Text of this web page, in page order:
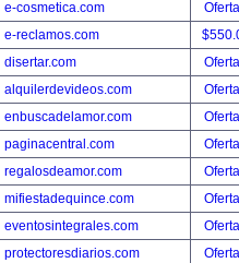
e-cosmetica.com
e-reclamos.com
disertar.com
alquilerdevideos.com
enbuscadelamor.com
paginacentral.com
regalosdeamor.com
mifiestadequince.com
eventosintegrales.com
protectoresdiarios.com